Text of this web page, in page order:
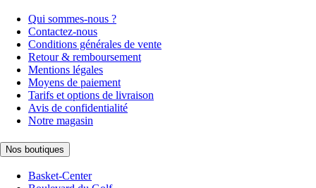
Qui sommes-nous ?
Contactez-nous
Conditions générales de vente
Retour & remboursement
Mentions légales
Moyens de paiement
Tarifs et options de livraison
Avis de confidentialité
Notre magasin
Nos boutiques
Basket-Center